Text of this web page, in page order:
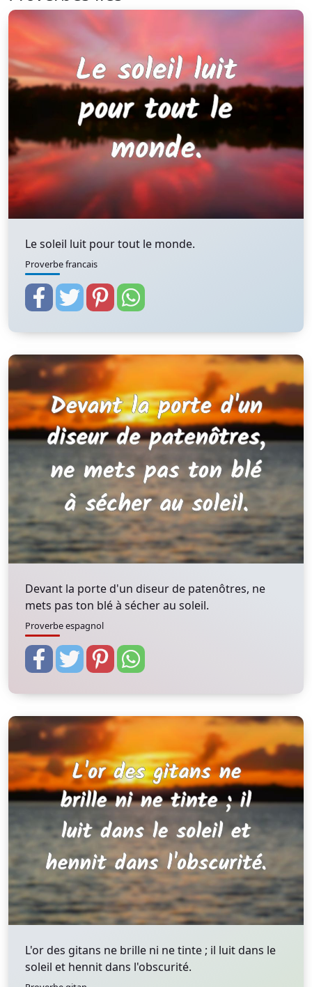
Le soleil luit pour tout le monde.
Proverbe francais
Devant la porte d'un diseur de patenôtres, ne
mets pas ton blé à sécher au soleil.
Proverbe espagnol
L'or des gitans ne brille ni ne tinte ; il luit dans le
soleil et hennit dans l'obscurité.